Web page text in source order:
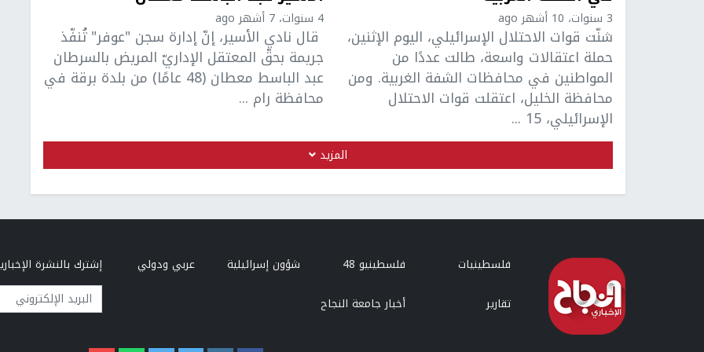
3 سنوات، 10 أشهر ago
شنّت قوات الاحتلال الإسرائيلي، اليوم الإثنين،
حملة اعتقالات واسعة، طالت عددًا من
المواطنين في محافظات الشفة الغربية. ومن
محافظة الخليل، اعتقلت قوات الاحتلال
الإسرائيلي، 15 ...
4 سنوات، 7 أشهر ago
قال نادي الأسير، إنّ إدارة سجن "عوفر" تُنفّذ
جريمة بحقّ المعتقل الإداريّ المريض بالسرطان
عبد الباسط معطان (48 عامًا) من بلدة برقة في
محافظة رام ...
المزيد
فلسطينيات فلسطينيو 48 شؤون إسرائيلية
عربي ودولي
تقارير
أخبار جامعة النجاح
إشترك بالنشرة
البريد الإلكتروني